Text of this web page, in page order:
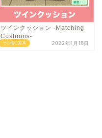
その他の家具
ツインクッション -Matching
Cushions-
2022年1月18日